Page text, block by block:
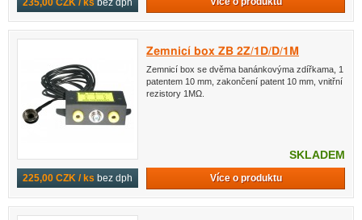
235,00 CZK / ks bez dph
225,00 CZK / ks bez dph
Zemnicí box ZB 2Z/1D/D/1M
Zemnicí box se dvěma banánkovýma zdířkama, 1
patentem 10 mm, zakončení patent 10 mm, vnitřní
rezistory 1MΩ.
SKLADEM
Více o produktu